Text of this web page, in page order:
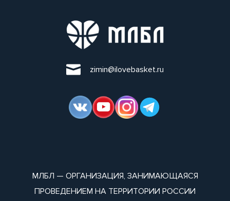
zimin@ilovebasket.ru
МЛБЛ — ОРГАНИЗАЦИЯ, ЗАНИМАЮЩАЯСЯ
ПРОВЕДЕНИЕМ НА ТЕРРИТОРИИ РОССИИ